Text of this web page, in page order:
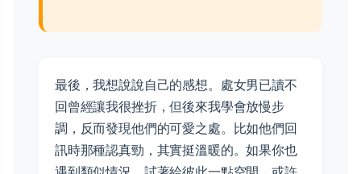
最後，我想說說自己的感想。處女男已讀不
回曾經讓我很挫折，但後來我學會放慢步
調，反而發現他們的可愛之處。比如他們回
訊時那種認真勁，其實挺溫暖的。如果你也